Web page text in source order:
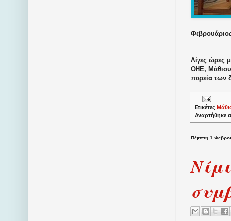
Λίγες ώρες
ΟΗΕ, Μάθιου
πορεία των
Ετικέτες
Αναρτήθηκε
Πέμπτη 1